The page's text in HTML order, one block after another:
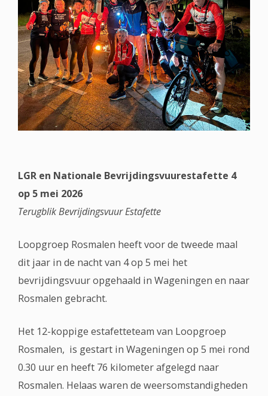
LGR en Nationale Bevrijdingsvuurestafette 4
op 5 mei 2026
Terugblik Bevrijdingsvuur Estafette
Loopgroep Rosmalen heeft voor de tweede maal
dit jaar in de nacht van 4 op 5 mei het
bevrijdingsvuur opgehaald in Wageningen en naar
Rosmalen gebracht.
Het 12-koppige estafetteteam van Loopgroep
Rosmalen, is gestart in Wageningen op 5 mei rond
0.30 uur en heeft 76 kilometer afgelegd naar
Rosmalen. Helaas waren de weersomstandigheden